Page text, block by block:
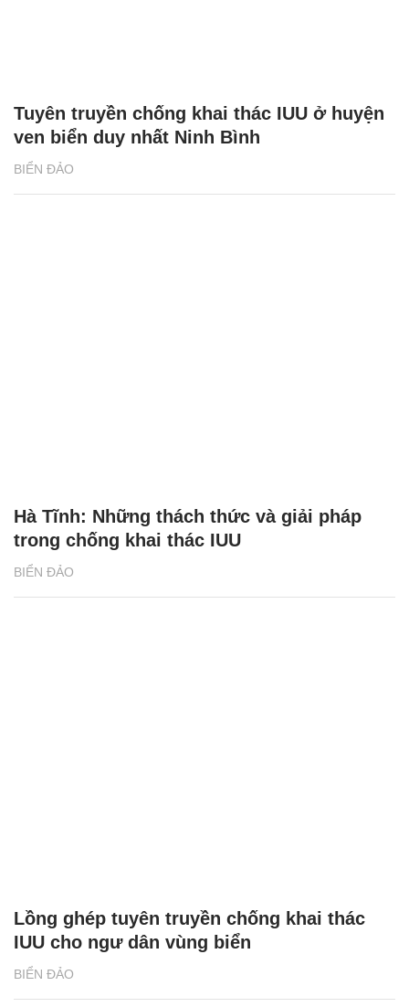
BIỂN ĐẢO
Tuyên truyền chống khai thác IUU ở huyện
ven biển duy nhất Ninh Bình
BIỂN ĐẢO
Hà Tĩnh: Những thách thức và giải pháp
trong chống khai thác IUU
BIỂN ĐẢO
Lồng ghép tuyên truyền chống khai thác
IUU cho ngư dân vùng biển